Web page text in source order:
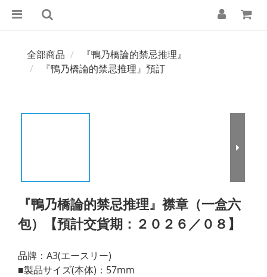
全部商品
『鴨乃橋論的禁忌推理』
『鴨乃橋論的禁忌推理』預訂
『鴨乃橋論的禁忌推理』襟章（一盒六
包）【預計交貨期：２０２６／０８】
品牌：A3(エースリー)
■製品サイズ(本体)：57mm